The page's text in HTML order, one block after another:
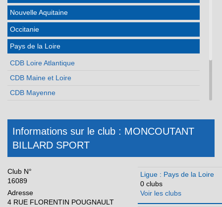
Nouvelle Aquitaine
Occitanie
Pays de la Loire
CDB Loire Atlantique
CDB Maine et Loire
CDB Mayenne
Réunion
Informations sur le club : MONCOUTANT
BILLARD SPORT
Club N°
16089
Adresse
4 RUE FLORENTIN POUGNAULT
Ligue : Pays de la Loire
0 clubs
Voir les clubs